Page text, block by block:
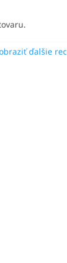
ďalšie